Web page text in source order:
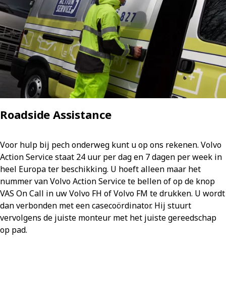
Roadside Assistance
Voor hulp bij pech onderweg kunt u op ons rekenen. Volvo
Action Service staat 24 uur per dag en 7 dagen per week in
heel Europa ter beschikking. U hoeft alleen maar het
nummer van Volvo Action Service te bellen of op de knop
VAS On Call in uw Volvo FH of Volvo FM te drukken. U wordt
dan verbonden met een casecoördinator. Hij stuurt
vervolgens de juiste monteur met het juiste gereedschap
op pad.